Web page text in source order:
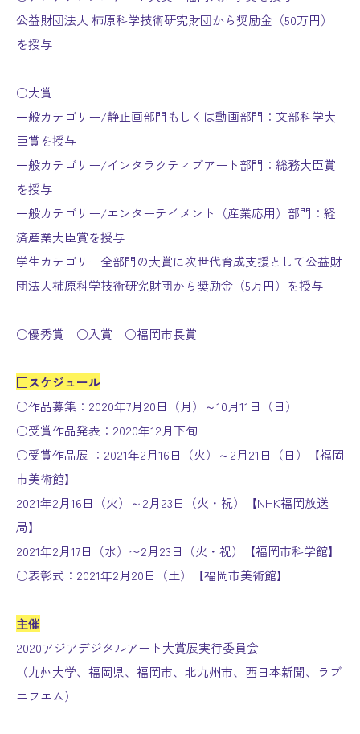
公益財団法人 柿原科学技術研究財団から奨励金（50万円）
を授与
○大賞
一般カテゴリー/静止画部門もしくは動画部門：文部科学大
臣賞を授与
一般カテゴリー/インタラクティブアート部門：総務大臣賞
を授与
一般カテゴリー/エンターテイメント（産業応用）部門：経
済産業大臣賞を授与
学生カテゴリー全部門の大賞に次世代育成支援として公益財
団法人柿原科学技術研究財団から奨励金（5万円）を授与
○優秀賞 ○入賞 ○福岡市長賞
□スケジュール
○作品募集：2020年7月20日（月）～10月11日（日）
○受賞作品発表：2020年12月下旬
○受賞作品展 ：2021年2月16日（火）～2月21日（日）【福岡
市美術館】
2021年2月16日（火）～2月23日（火・祝）【NHK福岡放送
局】
2021年2月17日（水）〜2月23日（火・祝）【福岡市科学館】
○表彰式：2021年2月20日（土）【福岡市美術館】
主催
2020アジアデジタルアート大賞展実行委員会
（九州大学、福岡県、福岡市、北九州市、西日本新聞、ラブ
エフエム）